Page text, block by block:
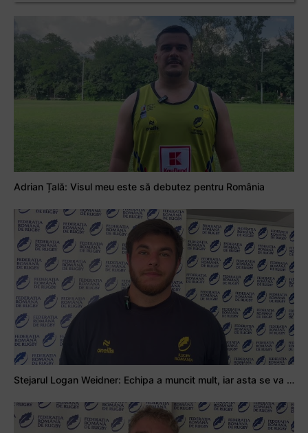
Adrian Țală: Visul meu este să debutez pentru România
Stejarul Logan Weidner: Echipa a muncit mult, iar asta se va vedea în meciurile de la Nations Cup